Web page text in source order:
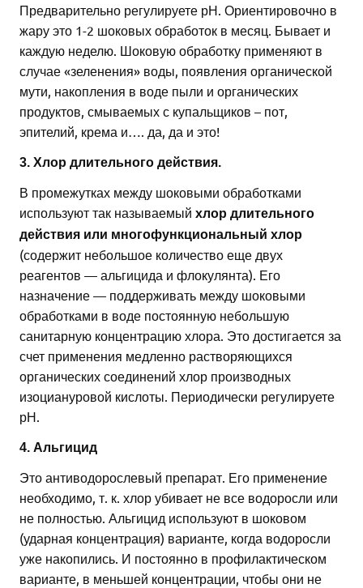
Предварительно регулируете рН. Ориентировочно в
жару это 1-2 шоковых обработок в месяц. Бывает и
каждую неделю. Шоковую обработку применяют в
случае «зеленения» воды, появления органической
мути, накопления в воде пыли и органических
продуктов, смываемых с купальщиков – пот,
эпителий, крема и…. да, да и это!
3. Хлор длительного действия.
В промежутках между шоковыми обработками
используют так называемый хлор длительного
действия или многофункциональный хлор
(содержит небольшое количество еще двух
реагентов — альгицида и флокулянта). Его
назначение — поддерживать между шоковыми
обработками в воде постоянную небольшую
санитарную концентрацию хлора. Это достигается за
счет применения медленно растворяющихся
органических соединений хлор производных
изоциануровой кислоты. Периодически регулируете
рН.
4. Альгицид
Это антиводорослевый препарат. Его применение
необходимо, т. к. хлор убивает не все водоросли или
не полностью. Альгицид используют в шоковом
(ударная концентрация) варианте, когда водоросли
уже накопились. И постоянно в профилактическом
варианте, в меньшей концентрации, чтобы они не